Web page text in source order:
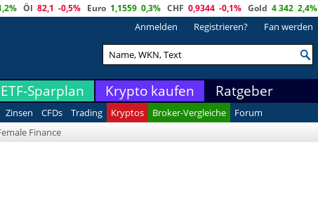
Öl 82,1 -0,5% Euro 1,1559 0,3% CHF 0,9344 -0,1% Gold 4 342 2,4%
Anmelden Registrieren? Fan werden
ETF-Sparplan Krypto kaufen Ratgeber
Zinsen CFDs Trading Kryptos Broker-Vergleiche
Forum
Finance